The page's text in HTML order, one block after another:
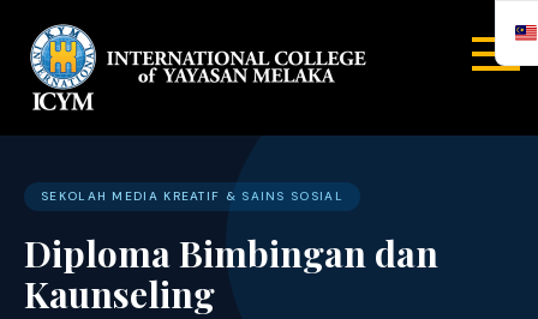
MELAYA
SEKOLAH MEDIA KREATIF & SAINS SOSIAL
Diploma Bimbingan dan
Kaunseling